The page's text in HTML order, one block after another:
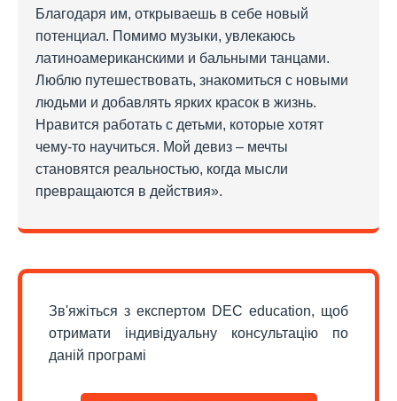
Благодаря им, открываешь в себе новый
потенциал. Помимо музыки, увлекаюсь
латиноамериканскими и бальными танцами.
Люблю путешествовать, знакомиться с новыми
людьми и добавлять ярких красок в жизнь.
Нравится работать с детьми, которые хотят
чему-то научиться. Мой девиз – мечты
становятся реальностью, когда мысли
превращаются в действия».
Зв'яжіться з експертом DEC education, щоб
отримати індивідуальну консультацію по
даній програмі